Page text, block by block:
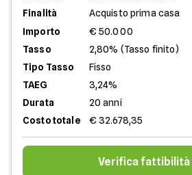
Finalità
Acquisto prima casa
Importo
€ 50.000
Tasso
2,80% (Tasso finito)
Tipo Tasso
Fisso
TAEG
3,24%
Durata
20 anni
Costo totale
€ 32.678,35
Verifica fattibilità